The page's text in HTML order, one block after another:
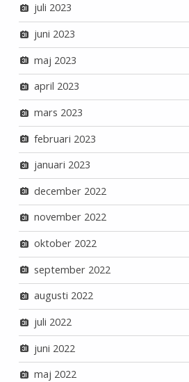
juli 2023
juni 2023
maj 2023
april 2023
mars 2023
februari 2023
januari 2023
december 2022
november 2022
oktober 2022
september 2022
augusti 2022
juli 2022
juni 2022
maj 2022